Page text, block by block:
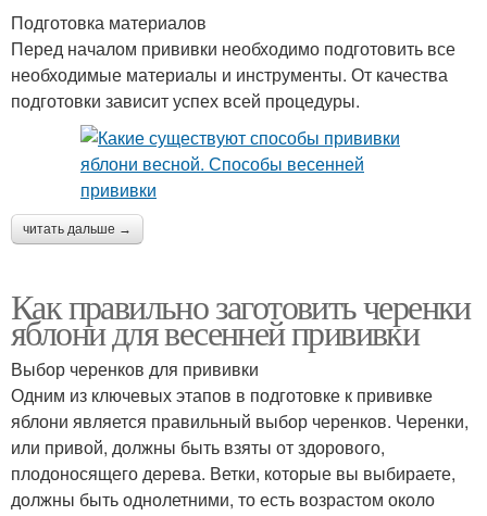
Подготовка материалов
Перед началом прививки необходимо подготовить все
необходимые материалы и инструменты. От качества
подготовки зависит успех всей процедуры.
читать дальше →
Как правильно заготовить черенки
яблони для весенней прививки
Выбор черенков для прививки
Одним из ключевых этапов в подготовке к прививке
яблони является правильный выбор черенков. Черенки,
или привой, должны быть взяты от здорового,
плодоносящего дерева. Ветки, которые вы выбираете,
должны быть однолетними, то есть возрастом около